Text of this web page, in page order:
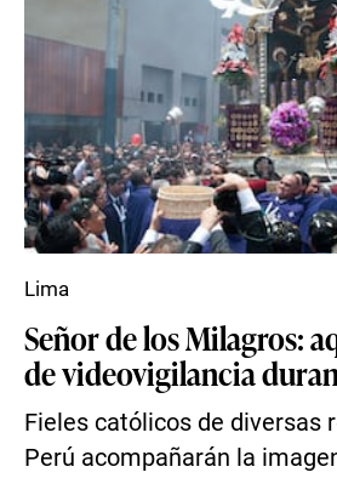
Señor de los Milagros:
de videovigilancia
Fieles católicos de diversas
Perú acompañarán la
Lima